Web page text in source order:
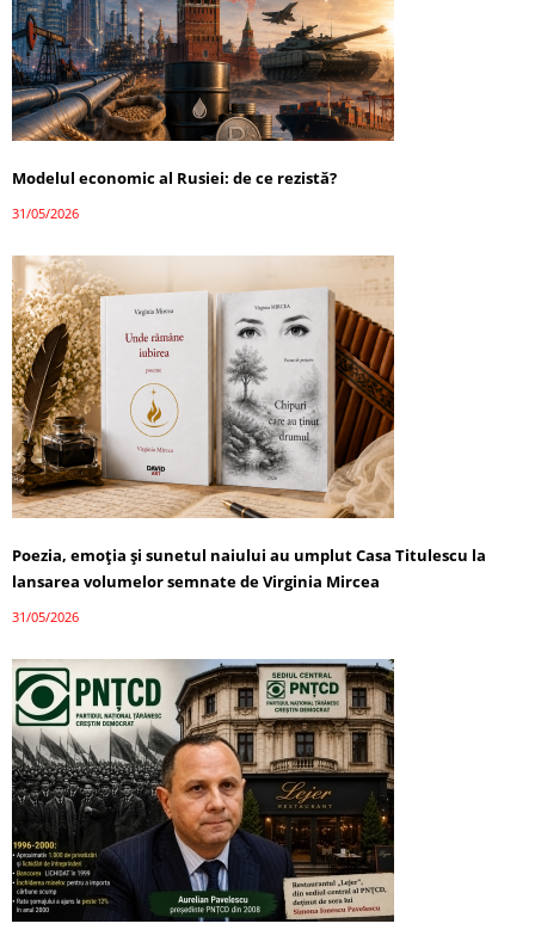
Modelul economic al Rusiei: de ce rezistă?
31/05/2026
Poezia, emoția și sunetul naiului au umplut Casa Titulescu la
lansarea volumelor semnate de Virginia Mircea
31/05/2026